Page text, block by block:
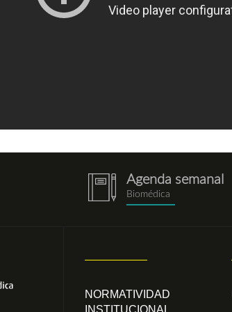
notebook.png
Agenda semanal
Biomédica
NORMATIVIDAD
INSTITUCIONAL